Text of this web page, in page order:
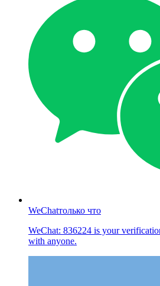
WeChatтолько что
WeChat: 836224 is your
with anyone.